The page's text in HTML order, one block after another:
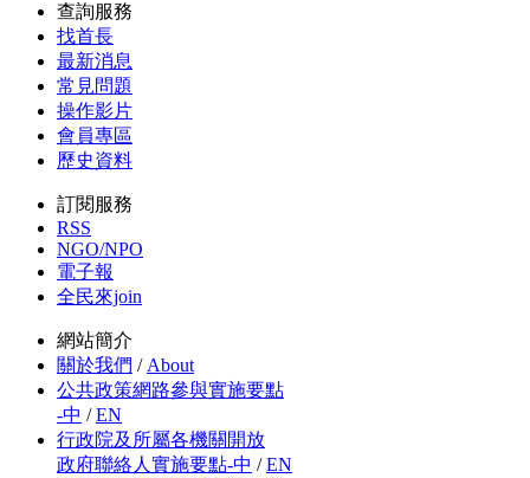
查詢服務
找首長
最新消息
常見問題
操作影片
會員專區
歷史資料
訂閱服務
RSS
NGO/NPO
電子報
全民來join
網站簡介
關於我們 /About
公共政策網路參與實施要點
-中 /EN
行政院及所屬各機關開放
政府聯絡人實施要點-中 /EN